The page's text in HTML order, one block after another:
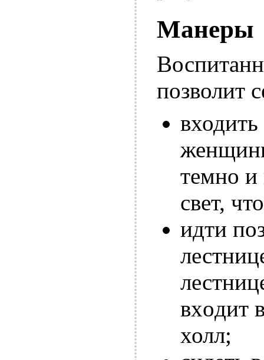
Манеры
позволит
темно и
свет,
идти
вxoдит
холл;